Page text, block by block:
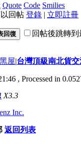
Quote Code Smilies
回帖 登錄 | 立即註冊
回復 回帖後跳轉
屋|台灣頂級南北貨
, Processed in
X3.3
Inc.
返回列表